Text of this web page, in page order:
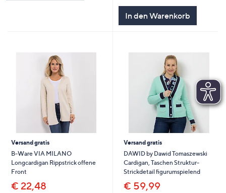
In den Warenkorb
Versand gratis
B-Ware VIA MILANO
Longcardigan Rippstrick offene
Front
€ 22,48
Versand gratis
DAWID by Dawid Tomaszewski
Cardigan, Taschen Struktur-
Strickdetail figurumspielend
€ 59,99